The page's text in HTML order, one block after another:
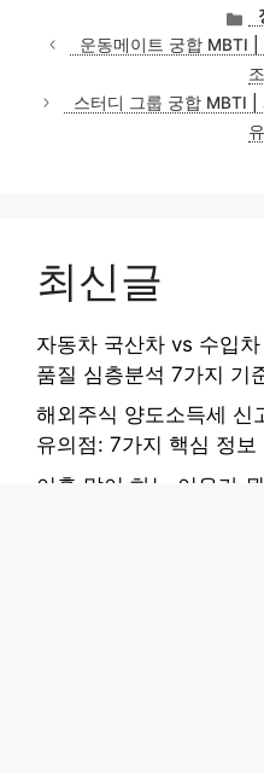
카
테
고
리
운동메이트 궁합 MBTI
스터디 그룹 궁합 MBTI |
최신글
자동차 국산차 vs 수입
품질 심층분석 7가지 기
해외주식 양도소득세 신
유의점: 7가지 핵심 정보
이혼 많이 하는 이유가